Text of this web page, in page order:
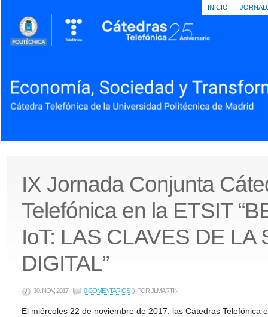
INICIO
IX Jornada Conjunta
Telefónica en la ETSIT
IoT: LAS CLAVES DE LA
DIGITAL”
30. NOV, 2017 0 COMENTARIOS() POR JLMARTIN
El miércoles 22 de noviembre de 2017, las Cátedras Telefónica